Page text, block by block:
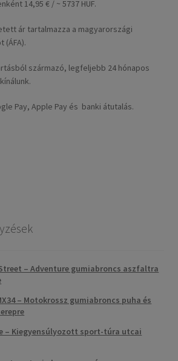
14,95 € / ~ 5737 HUF.
ár tartalmazza a magyarországi
(ÁFA).
származó, legfeljebb 24 hónapos
Pay, Apple Pay és banki átutalás.
– Adventure gumiabroncs aszfaltra
– Motokrossz gumiabroncs puha és
– Kiegyensúlyozott sport-túra utcai